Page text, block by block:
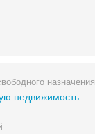
назначения
недвижимость